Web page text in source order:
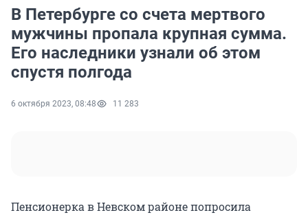
В Петербурге со счета мертвого
мужчины пропала крупная сумма.
Его наследники узнали об этом
спустя полгода
6 октября 2023, 08:48 11 283
Пенсионерка в Невском районе попросила